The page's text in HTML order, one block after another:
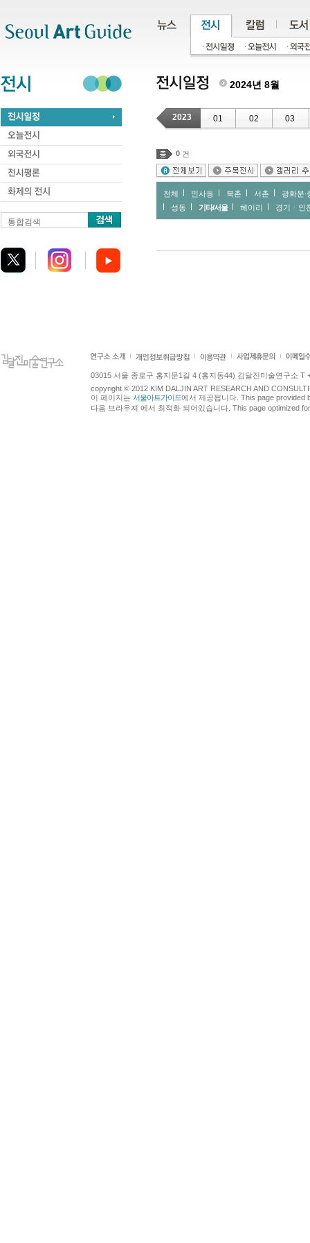
통합검색
2024년 8월
2023 01 02 03
0 건
전체 인사동 북촌 서촌
광화문∙
성동
기타/서울 헤이리 경기ㆍ인
03015 서울 종로구 홍지문1길 4 (홍지동44) 김달진미술연구소 T
copyright © 2012 KIM DALJIN ART RESEARCH AND
이 페이지는 서울아트가이드에서 제공됩니다. This page provided
다음 브라우져 에서 최적화 되어있습니다. This page optimized